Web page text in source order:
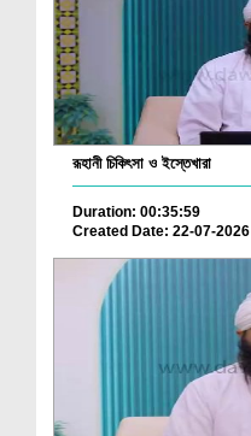
রূহানী চিকিৎসা ও ইস্তেখারা
Duration: 00:35:59
Created Date: 22-07-2026